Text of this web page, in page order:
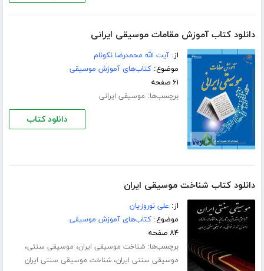
دانلود کتاب آموزش مقامات موسیقی ایرانی
از:آیت الله محمدرضا نکونام
موضوع:کتاب‌های آموزش موسیقی
۶۱ صفحه
برچسب‌ها: موسیقی ایرانی
دانلود کتاب
دانلود کتاب شناخت موسیقی ایران
از: علی نوروزیان
موضوع:کتاب‌های آموزش موسیقی
۸۴ صفحه
برچسب‌ها:شناخت موسیقی ایران، موسیقی سنتی،
موسیقی سنتی ایران،شناخت موسیقی سنتی ایران